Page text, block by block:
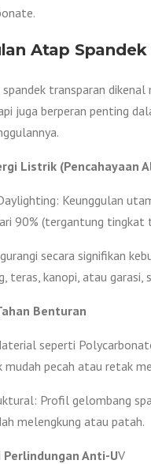
Atap Spandek
transparan dikenal
juga berperan penting
Listrik (Pencahayaan
Keunggulan
90% (tergantung tingkat
secara signifikan
teras, kanopi, atau garasi,
Benturan
seperti
mudah pecah atau retak
Profil gelombang
melengkung atau patah.
Perlindungan Anti-UV